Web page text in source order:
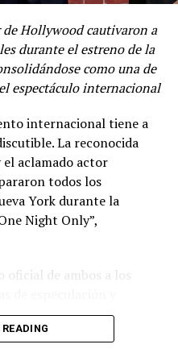
urbana en Venezuela
Luz Kelly
Hollywood cautivaron a
durante el estreno de la
como una de
espectáculo internacional
internacional tiene a
La reconocida
aclamado actor
todos los
York durante la
Night Only”,
de ambos a los
matrimonial, el cual se
mediática por su